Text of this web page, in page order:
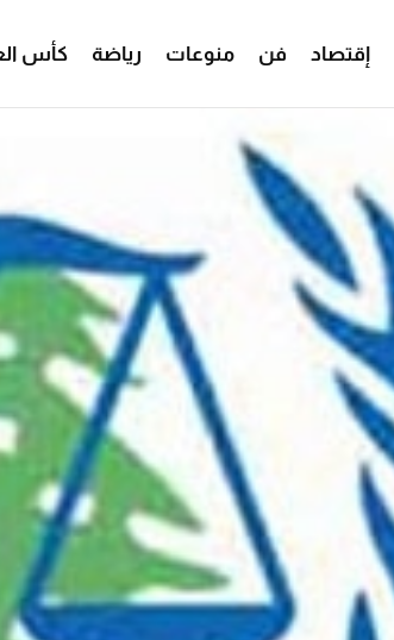
إقتصاد فن منوعات رياضة كأس